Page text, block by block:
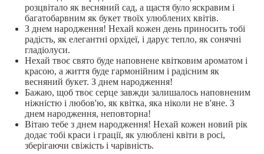
розцвітало як весняний сад, а щастя було яскравим і
багатобарвним як букет твоїх улюблених квітів.
З днем народження! Нехай кожен день приносить тобі
радість, як елегантні орхідеї, і дарує тепло, як сонячні
гладіолуси.
Нехай твоє свято буде наповнене квітковим ароматом і
красою, а життя буде гармонійним і радісним як
весняний букет. З днем народження!
Бажаю, щоб твоє серце завжди залишалось наповненим
ніжністю і любов'ю, як квітка, яка ніколи не в'яне. З
днем народження, неповторна!
Вітаю тебе з днем народження! Нехай кожен новий рік
додає тобі краси і грації, як улюблені квіти в росі,
зберігаючи свіжість і чарівність.